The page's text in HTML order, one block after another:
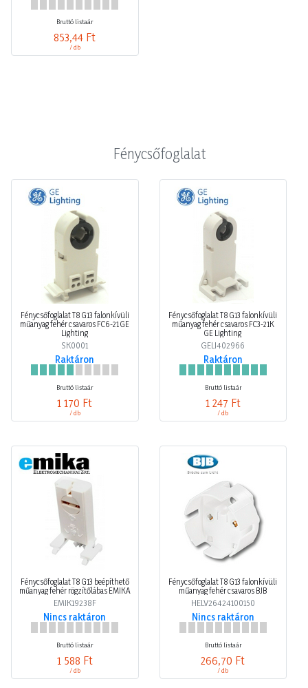
Bruttó listaár
853,44 Ft
/ db
Fénycsőfoglalat
Fénycsőfoglalat T8 G13 falonkívüli
műanyag fehér csavaros FC6-21 GE
Lighting
SK0001
Raktáron
Bruttó listaár
1 170 Ft
/ db
Fénycsőfoglalat T8 G13 falonkívüli
műanyag fehér csavaros FC3-21K
GE Lighting
GELI402966
Raktáron
Bruttó listaár
1 247 Ft
/ db
Fénycsőfoglalat T8 G13 beépíthető
műanyag fehér rögzítőlábas EMIKA
EMIK19238F
Nincs raktáron
Bruttó listaár
1 588 Ft
/ db
Fénycsőfoglalat T8 G13 falonkívüli
műanyag fehér csavaros BJB
HELV26424100150
Nincs raktáron
Bruttó listaár
266,70 Ft
/ db